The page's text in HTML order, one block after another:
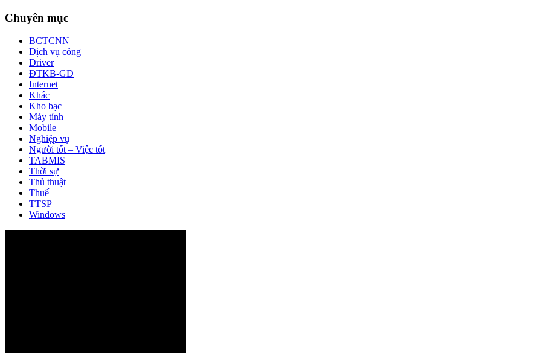
Chuyên mục
BCTCNN
Dịch vụ công
Driver
ĐTKB-GD
Internet
Khác
Kho bạc
Máy tính
Mobile
Nghiệp vụ
Người tốt – Việc tốt
TABMIS
Thời sự
Thủ thuật
Thuế
TTSP
Windows